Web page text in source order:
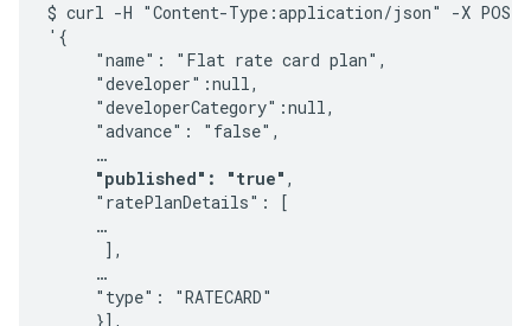
$ curl -H "Content-Type:application/json" -X
'{
     "name": "Flat rate card plan",
     "developer":null,
     "developerCategory":null,
     "advance": "false",
     …
"published": "true" ,
     "ratePlanDetails": [
     …
      ],
     …
     "type": "RATECARD"
     }],